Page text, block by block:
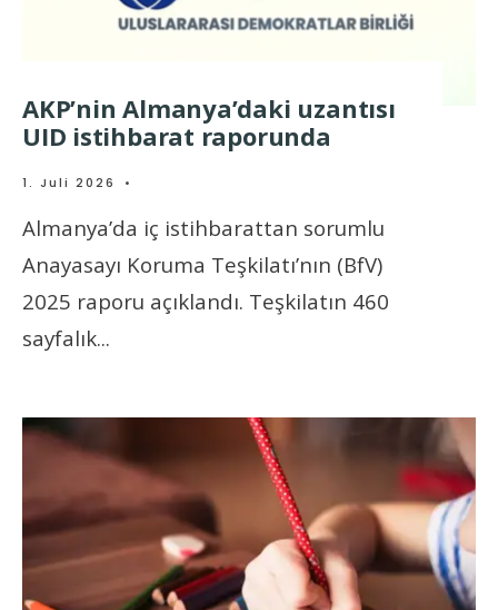
AKP’nin Almanya’daki uzantısı
UID istihbarat raporunda
1. Juli 2026 •
Almanya’da iç istihbarattan sorumlu
Anayasayı Koruma Teşkilatı’nın (BfV)
2025 raporu açıklandı. Teşkilatın 460
sayfalık...